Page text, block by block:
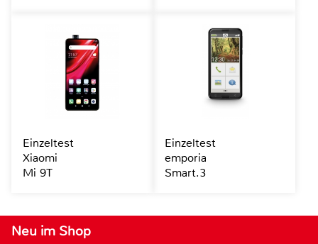
Neu im Shop
Einzeltest
Xiaomi
Mi 9T
Einzeltest
emporia
Smart.3